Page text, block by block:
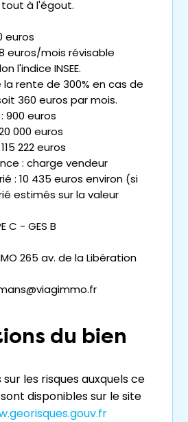
tout à l'égout.
euros
euros/mois révisable
l'indice INSEE.
rente de 300% en cas de
360 euros par mois.
: 900 euros
000 euros
222 euros
: charge vendeur
: 10 435 euros environ (si
estimés sur la valeur
C - GES B
265 av. de la Libération
du bien
les risques auxquels ce
disponibles sur le site